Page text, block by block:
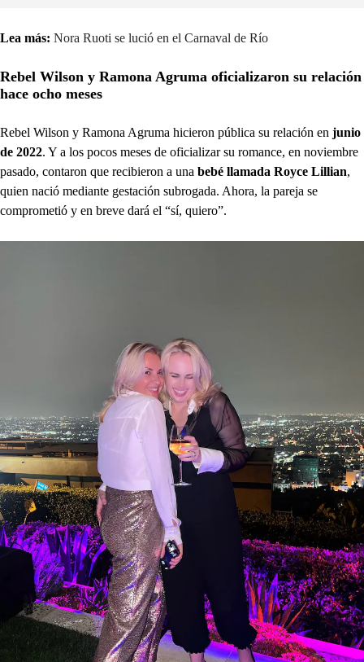
Lea más: Nora Ruoti se lució en el Carnaval de Río
Rebel Wilson y Ramona Agruma oficializaron su relación
hace ocho meses
Rebel Wilson y Ramona Agruma hicieron pública su relación en junio
de 2022. Y a los pocos meses de oficializar su romance, en noviembre
pasado, contaron que recibieron a una bebé llamada Royce Lillian,
quien nació mediante gestación subrogada. Ahora, la pareja se
comprometió y en breve dará el “sí, quiero”.